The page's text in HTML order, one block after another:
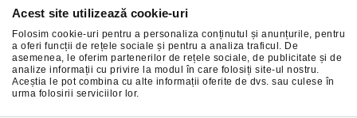
Acest site utilizează cookie-uri
Folosim cookie-uri pentru a personaliza conținutul și anunțurile, pentru
a oferi funcții de rețele sociale și pentru a analiza traficul. De
asemenea, le oferim partenerilor de rețele sociale, de publicitate și de
analize informații cu privire la modul în care folosiți site-ul nostru.
Aceștia le pot combina cu alte informații oferite de dvs. sau culese în
urma folosirii serviciilor lor.